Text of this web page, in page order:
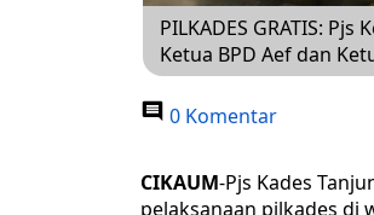
PILKADES GRATIS:
Ketua BPD Aef dan
0 Komentar
CIKAUM-Pjs Kades
pelaksanaan pilkades di